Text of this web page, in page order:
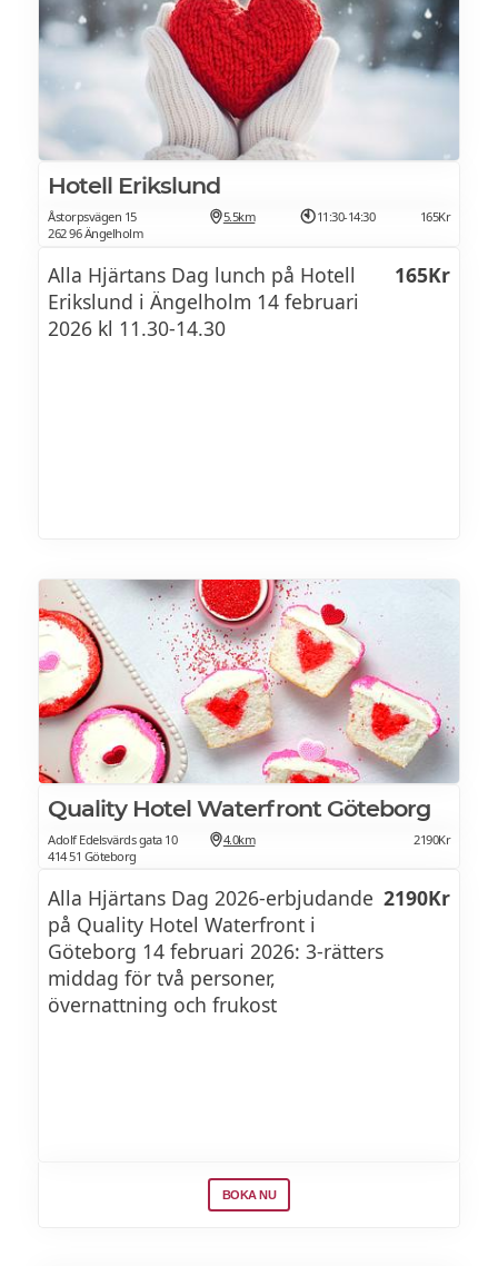
Hotell Erikslund
Åstorpsvägen 15
262 96 Ängelholm
5.5km 11:30-14:30 165Kr
Alla Hjärtans Dag lunch på Hotell
Erikslund i Ängelholm 14 februari
2026 kl 11.30-14.30
165Kr
Quality Hotel Waterfront Göteborg
Adolf Edelsvärds gata 10
414 51 Göteborg
4.0km 2190Kr
Alla Hjärtans Dag 2026-erbjudande
på Quality Hotel Waterfront i
Göteborg 14 februari 2026: 3-rätters
middag för två personer,
övernattning och frukost
2190Kr
BOKA NU